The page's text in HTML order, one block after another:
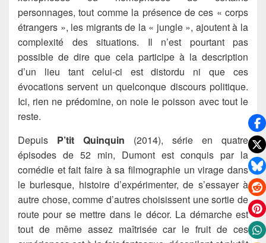
personnages, tout comme la présence de ces « corps
étrangers », les migrants de la « jungle », ajoutent à la
complexité des situations. Il n’est pourtant pas
possible de dire que cela participe à la description
d’un lieu tant celui-ci est distordu ni que ces
évocations servent un quelconque discours politique.
Ici, rien ne prédomine, on noie le poisson avec tout le
reste.
Depuis P’tit Quinquin (2014), série en quatre
épisodes de 52 min, Dumont est conquis par la
comédie et fait faire à sa filmographie un virage dans
le burlesque, histoire d’expérimenter, de s’essayer à
autre chose, comme d’autres choisissent une sortie de
route pour se mettre dans le décor. La démarche est
tout de même assez maîtrisée car le fruit de ces